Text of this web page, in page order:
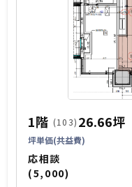
1階 (103) 26.66坪
坪単価(共益費)
応相談
(5,000)